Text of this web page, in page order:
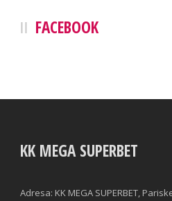
FACEBOOK
KK MEGA SUPERBET
Adresa: KK MEGA SUPERBET,